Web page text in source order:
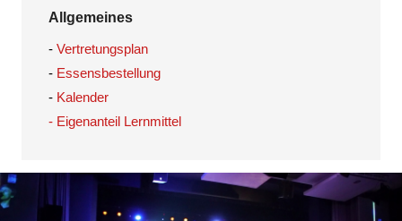
Allgemeines
- Vertretungsplan
- Essensbestellung
- Kalender
- Eigenanteil Lernmittel